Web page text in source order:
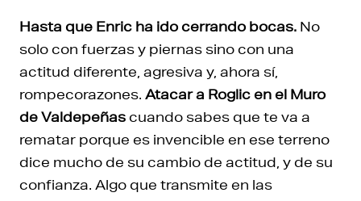
Hasta que Enric ha ido cerrando bocas. No
solo con fuerzas y piernas sino con una
actitud diferente, agresiva y, ahora sí,
rompecorazones. Atacar a Roglic en el Muro
de Valdepeñascuando sabes que te va a
rematar porque es invencible en ese terreno
dice mucho de su cambio de actitud, y de su
confianza. Algo que transmite en las